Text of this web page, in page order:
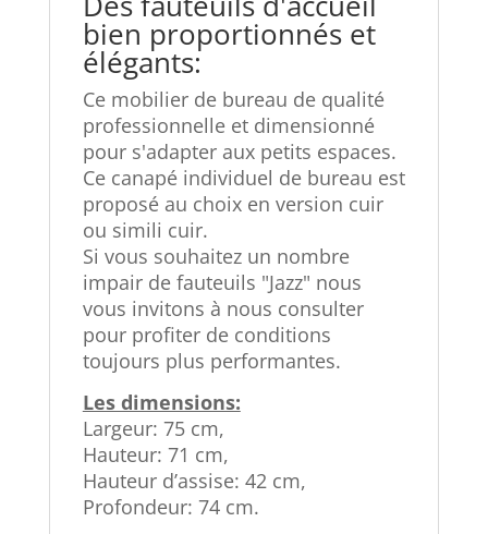
bien proportionnés et
élégants:
Ce mobilier de bureau de qualité
professionnelle et dimensionné
pour s'adapter aux petits espaces.
Ce canapé individuel de bureau est
proposé au choix en version cuir
ou simili cuir.
Si vous souhaitez un nombre
impair de fauteuils "Jazz" nous
vous invitons à nous consulter
pour profiter de conditions
toujours plus performantes.
Les dimensions:
Largeur: 75 cm,
Hauteur: 71 cm,
Hauteur d’assise: 42 cm,
Profondeur: 74 cm.